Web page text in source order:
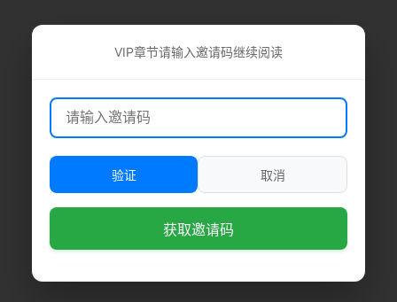
VIP章节请输入邀请码继续阅读
验证 取消
获取邀请码